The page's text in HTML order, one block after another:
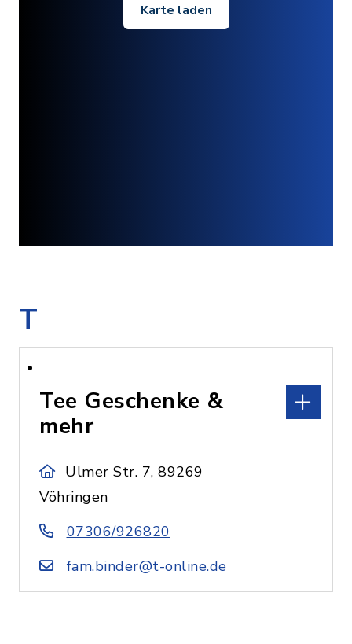
Karte laden
T
Tee Geschenke &
mehr
Ulmer Str. 7, 89269
Vöhringen
07306/926820
fam.binder@t-online.de